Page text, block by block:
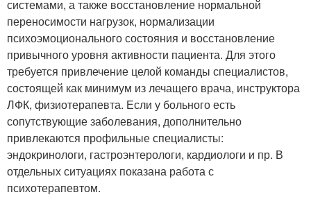
системами, а также восстановление нормальной
переносимости нагрузок, нормализации
психоэмоционального состояния и восстановление
привычного уровня активности пациента. Для этого
требуется привлечение целой команды специалистов,
состоящей как минимум из лечащего врача, инструктора
ЛФК, физиотерапевта. Если у больного есть
сопутствующие заболевания, дополнительно
привлекаются профильные специалисты:
эндокринологи, гастроэнтерологи, кардиологи и пр. В
отдельных ситуациях показана работа с
психотерапевтом.